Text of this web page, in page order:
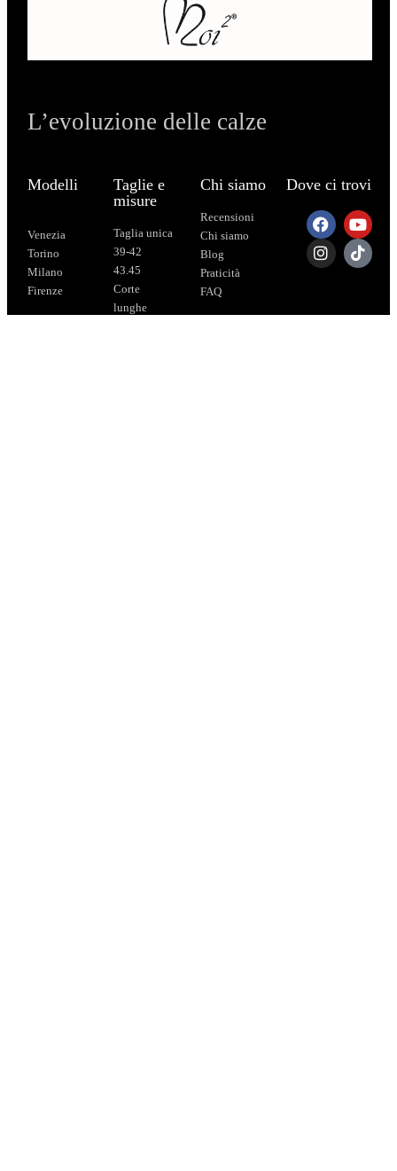
L’evoluzione delle calze
Modelli
Venezia
Torino
Milano
Firenze
Taglie e
misure
Taglia unica
39-42
43.45
Corte
lunghe
Chi siamo
Recensioni
Chi siamo
Blog
Praticità
FAQ
Dove ci trovi